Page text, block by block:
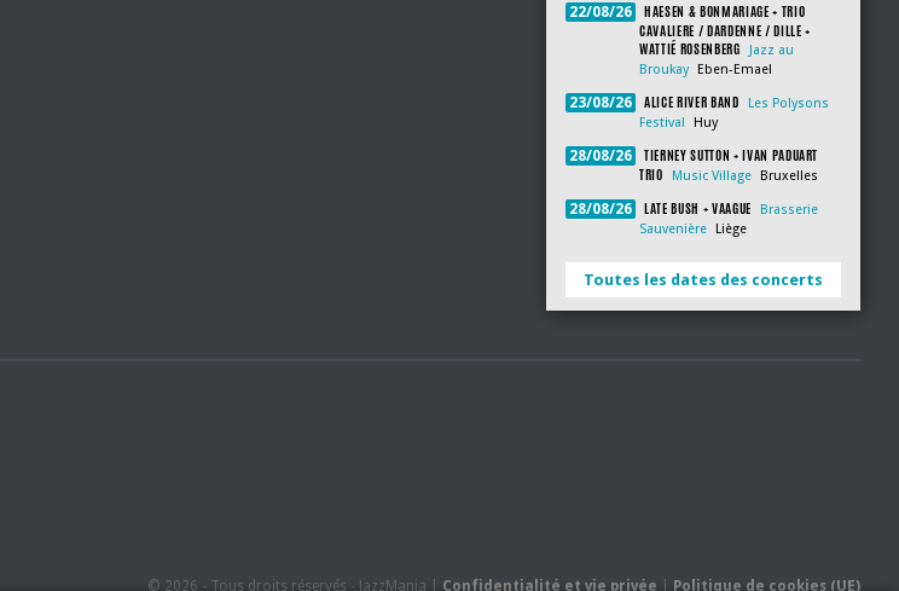
22/08/26
HAESEN & BONMARIAGE + TRIO
CAVALIERE / DARDENNE / DILLE +
WATTIÉ ROSENBERG
Jazz au
Broukay
Eben-Emael
23/08/26 ALICE RIVER BAND
Les Polysons
Festival
Huy
28/08/26
TIERNEY SUTTON + IVAN PADUART
TRIO
Music Village Bruxelles
28/08/26 LATE BUSH + VAAGUE
Brasserie
Sauvenière
Liège
Toutes les dates des concerts
© 2026 - Tous droits réservés - JazzMania | Confidentialité et vie privée Politique de cookies (UE)